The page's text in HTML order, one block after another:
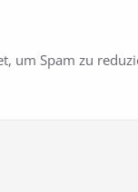
um Spam zu